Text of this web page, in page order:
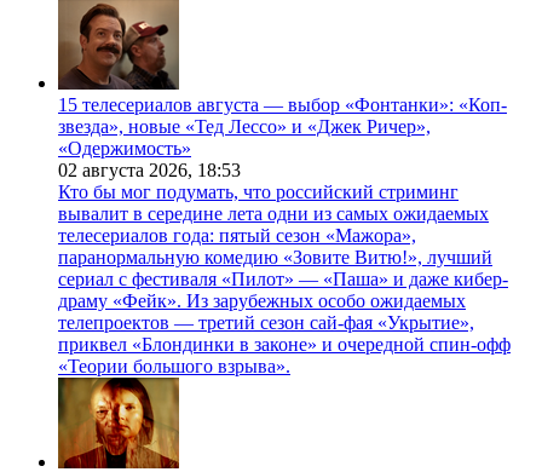
15 телесериалов августа — выбор «Фонтанки»: «Коп-
звезда», новые «Тед Лессо» и «Джек Ричер»,
«Одержимость»
02 августа 2026, 18:53
Кто бы мог подумать, что российский стриминг
вывалит в середине лета одни из самых ожидаемых
телесериалов года: пятый сезон «Мажора»,
паранормальную комедию «Зовите Витю!», лучший
сериал с фестиваля «Пилот» — «Паша» и даже кибер-
драму «Фейк». Из зарубежных особо ожидаемых
телепроектов — третий сезон сай-фая «Укрытие»,
приквел «Блондинки в законе» и очередной спин-офф
«Теории большого взрыва».